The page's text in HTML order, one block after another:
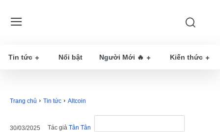
Tin tức Nổi bật Người Mới 🔥 Kiến thức
Trang chủ Tin tức Altcoin
30/03/2025 Tác giả Tân Tân